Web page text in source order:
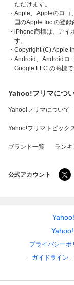
ただけます。
・Apple、Appleのロ
国のApple Inc.の登録
・iPhone商標は、アイ
す。
・Copyright (C) Apple
・Android、Androidロ
Google LLC の商標で
Yahoo!フリマにつ
Yahoo!フリマについて
Yahoo!フリマトピック
ブランド一覧 ラン
公式アカウント
プライバシーポ
ガイドライン